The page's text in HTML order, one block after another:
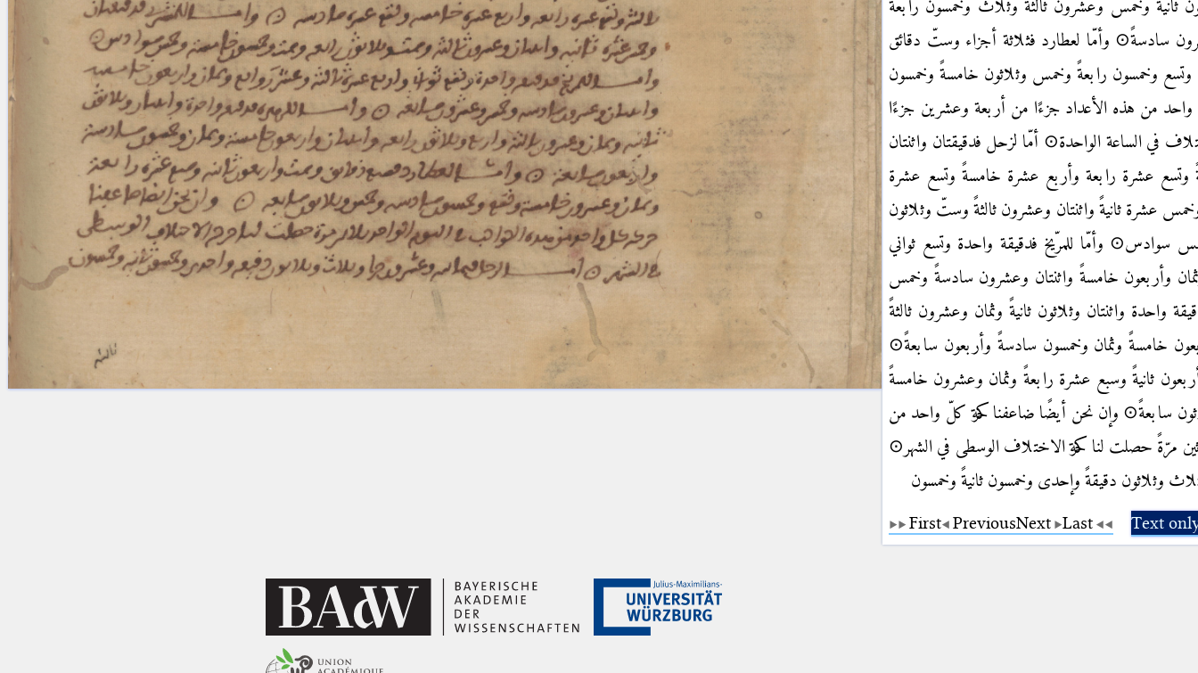
ثانيةً وخمس وعشرون ثالثةً وثلاث وخمسون رابعةً
سادسةً⊙ وأمّا لعطارد فثلاثة أجزاء وستّ دقائق
وخمسون رابعةً وخمس وثلاثون خامسةً وخمسون
من هذه الأعداد جزءًا من أربعة وعشرين جزءًا
في الساعة الواحدة⊙ أمّا لزحل فدقيقتان واثنتان
وتسع عشرة رابعة وأربع عشرة خامسةً وتسع عشرة
عشرة ثانيةً واثنتان وعشرون ثالثةً وستّ وثلاثون
سوادس⊙ وأمّا للمرّيخ فدقيقة واحدة وتسع ثواني
وأربعون خامسةً واثنتان وعشرون سادسةً وخمس
واحدة واثنتان وثلاثون ثانيةً وثمان وعشرون ثالثةً
خامسةً وثمان وخمسون سادسةً وأربعون سابعةً⊙
ثانيةً وسبع عشرة رابعةً وثمان وعشرون خامسةً
سابعةً⊙ وإن نحن أيضًا ضاعفنا حركة كلّ واحد من
مرّةً حصلت لنا حركة الاختلاف الوسطى في الشهر⊙
وثلاثون دقيقةً وإحدى وخمسون ثانيةً وخمسون
First PreviousNext Last Text